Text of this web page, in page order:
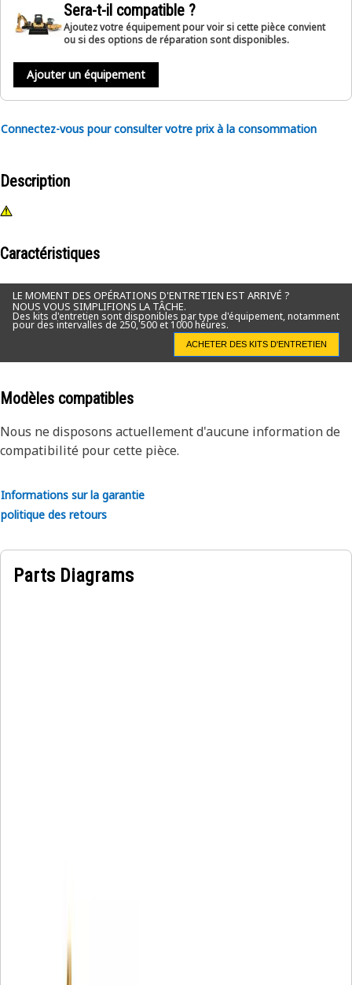
Sera-t-il compatible ?
Ajoutez votre équipement pour voir si cette pièce convient
ou si des options de réparation sont disponibles.
Ajouter un équipement
Connectez-vous pour consulter votre prix à la consommation
Description
Caractéristiques
LE MOMENT DES OPÉRATIONS D'ENTRETIEN EST ARRIVÉ ?
NOUS VOUS SIMPLIFIONS LA TÂCHE.
Des kits d'entretien sont disponibles par type d'équipement, notamment
pour des intervalles de 250, 500 et 1000 heures.
ACHETER DES KITS D'ENTRETIEN
Modèles compatibles
Nous ne disposons actuellement d'aucune information de
compatibilité pour cette pièce.
Informations sur la garantie
politique des retours
Parts Diagrams